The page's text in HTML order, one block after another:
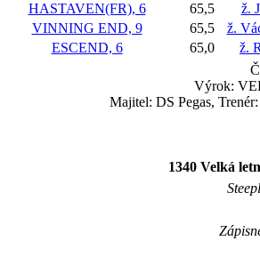
HASTAVEN(FR), 6 65,5
ž.
VINNING END, 9 65,5
ž.
ESCEND, 6 65,0
ž.
Výrok:
Majitel: DS Pegas,
1340 Velká